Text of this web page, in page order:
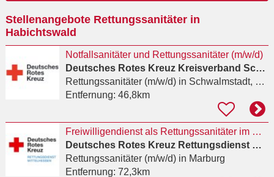
eingeben
Stellenangebote Rettungssanitäter in
Habichtswald
Notfallsanitäter und Rettungssanitäter (m/w/d)
Deutsches Rotes Kreuz Kreisverband Schwalm-Eder e.V.
Rettungssanitäter (m/w/d)in Schwalmstadt, Ziegenhain
Entfernung: 46,8km
Freiwilligendienst als Rettungssanitäter im Wachbereich Wetzlar (all genders welcome) 2027/2028
Deutsches Rotes Kreuz Rettungsdienst Mittelhessen
Rettungssanitäter (m/w/d)in Marburg
Entfernung: 72,3km